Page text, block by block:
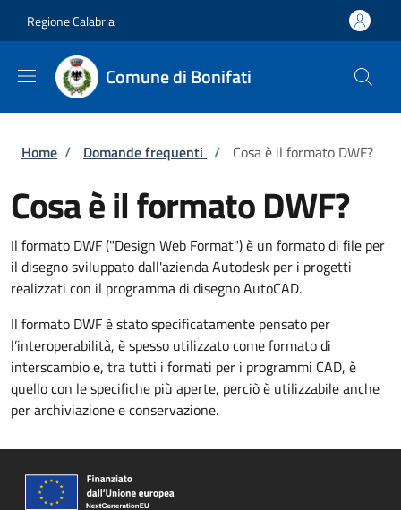
Regione Calabria
Comune di Bonifati
Briciole di pane
Home / Domande frequenti / Cosa è il formato DWF?
Cosa è il formato DWF?
Il formato DWF ("Design Web Format") è un formato di file per
il disegno sviluppato dall'azienda Autodesk per i progetti
realizzati con il programma di disegno AutoCAD.
Il formato DWF è stato specificatamente pensato per
l’interoperabilità, è spesso utilizzato come formato di
interscambio e, tra tutti i formati per i programmi CAD, è
quello con le specifiche più aperte, perciò è utilizzabile anche
per archiviazione e conservazione.